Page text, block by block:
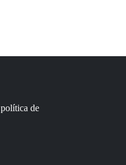
política de